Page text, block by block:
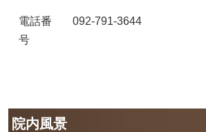
電話番
号
092-791-3644
院内風景